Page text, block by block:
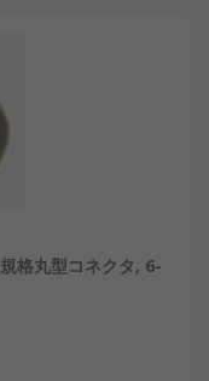
ン制御ユニッ
制御装置や
。
ース接続。
のメ
格丸型コネクタ, 6-